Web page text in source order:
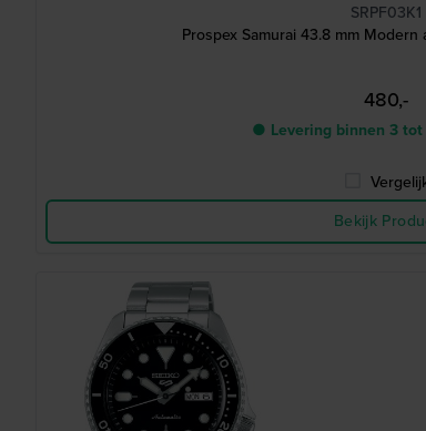
SRPF03K1
Prospex Samurai 43.8 mm
480,-
● Levering binnen 3
Bekijk